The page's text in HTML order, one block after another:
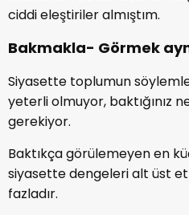
ciddi eleştiriler almıştım.
Bakmakla- Görmek
Siyasette toplumun
yeterli olmuyor, baktığınız
gerekiyor.
Baktıkça görülemeyen en
siyasette dengeleri alt üst
fazladır.